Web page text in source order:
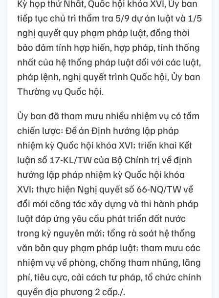
Kỳ họp thứ Nhất, Quốc hội khóa XVI, Ủy ban
tiếp tục chủ trì thẩm tra 5/9 dự án luật và 1/5
nghị quyết quy phạm pháp luật, đồng thời
bảo đảm tính hợp hiến, hợp pháp, tính thống
nhất của hệ thống pháp luật đối với các luật,
pháp lệnh, nghị quyết trình Quốc hội, Ủy ban
Thường vụ Quốc hội.
Ủy ban đã tham mưu nhiều nhiệm vụ có tầm
chiến lược: Đề án Định hướng lập pháp
nhiệm kỳ Quốc hội khóa XVI; triển khai Kết
luận số 17-KL/TW của Bộ Chính trị về định
hướng lập pháp nhiệm kỳ Quốc hội khóa
XVI; thực hiện Nghị quyết số 66-NQ/TW về
đổi mới công tác xây dựng và thi hành pháp
luật đáp ứng yêu cầu phát triển đất nước
trong kỷ nguyên mới; tổng rà soát hệ thống
văn bản quy phạm pháp luật; tham mưu các
nhiệm vụ về phòng, chống tham nhũng, lãng
phí, tiêu cực, cải cách tư pháp, tổ chức chính
quyền địa phương 2 cấp./.